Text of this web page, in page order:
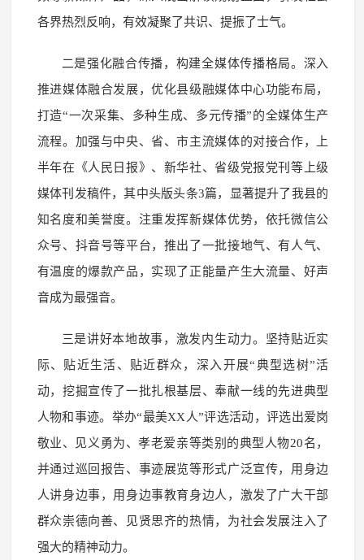
各界热烈反响，有效凝聚了共识、提振了士气。
二是强化融合传播，构建全媒体传播格局。深入
推进媒体融合发展，优化县级融媒体中心功能布局，
打造“一次采集、多种生成、多元传播”的全媒体生产
流程。加强与中央、省、市主流媒体的对接合作，上
半年在《人民日报》、新华社、省级党报党刊等上级
媒体刊发稿件，其中头版头条3篇，显著提升了我县的
知名度和美誉度。注重发挥新媒体优势，依托微信公
众号、抖音号等平台，推出了一批接地气、有人气、
有温度的爆款产品，实现了正能量产生大流量、好声
音成为最强音。
三是讲好本地故事，激发内生动力。坚持贴近实
际、贴近生活、贴近群众，深入开展“典型选树”活
动，挖掘宣传了一批扎根基层、奉献一线的先进典型
人物和事迹。举办“最美XX人”评选活动，评选出爱岗
敬业、见义勇为、孝老爱亲等类别的典型人物20名，
并通过巡回报告、事迹展览等形式广泛宣传，用身边
人讲身边事，用身边事教育身边人，激发了广大干部
群众崇德向善、见贤思齐的热情，为社会发展注入了
强大的精神动力。